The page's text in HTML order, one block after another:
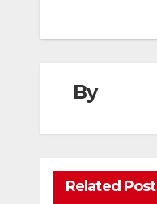
By
Related Post